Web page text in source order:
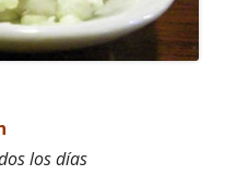
los días